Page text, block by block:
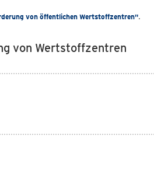
von öffentlichen Wertstoffzentren".
von Wertstoffzentren